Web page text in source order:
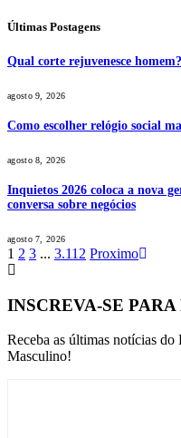
Últimas Postagens
Qual corte rejuvenesce
agosto 9, 2026
Como escolher relógio social
agosto 8, 2026
Inquietos 2026 coloca a nova
conversa sobre negócios
agosto 7, 2026
1 2 3 ... 3.112 Proximo
INSCREVA-SE
Receba as últimas notícias
Masculino!